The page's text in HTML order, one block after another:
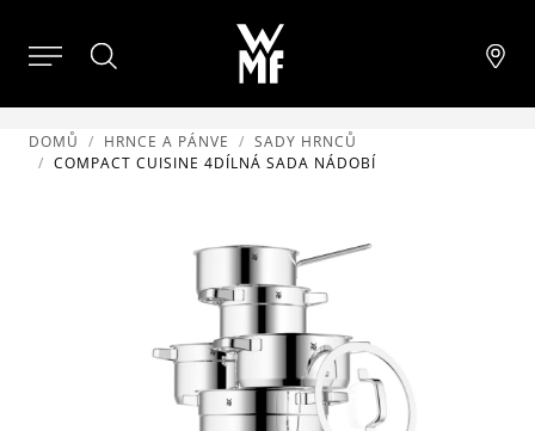
DOMŮ HRNCE A PÁNVE
SADY HRNCŮ
COMPACT CUISINE 4DÍLNÁ SADA NÁDOBÍ